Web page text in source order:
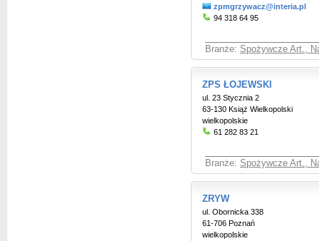
zpmgrzywacz@interia.pl
94 318 64 95
Branże: Spożywcze Art.,
ZPS ŁOJEWSKI
ul. 23 Stycznia 2
63-130 Książ Wielkopolski
wielkopolskie
61 282 83 21
Branże: Spożywcze Art.,
ZRYW
ul. Obornicka 338
61-706 Poznań
wielkopolskie